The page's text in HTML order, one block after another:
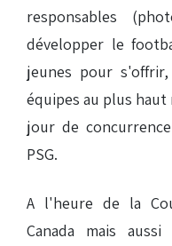
responsables
développer le
jeunes pour
équipes au plus
jour de
PSG.
A l'heure de la
Canada mais